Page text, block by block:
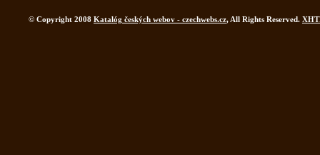
© Copyright 2008 Katalóg českých webov - czechwebs.cz, All Rights Reserved.